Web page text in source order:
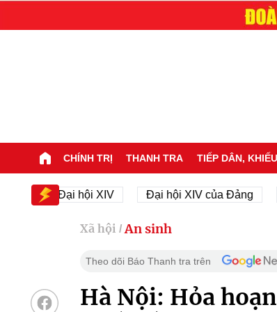
CHÍNH TRỊ THANH TRA TIẾP DÂN,
Đại hội XIV Đại hội XIV của Đảng 23/
Xã hội / An sinh
Theo dõi Báo Thanh tra trên
Hà Nội: Hỏa